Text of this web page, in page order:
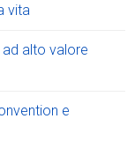
vita
alto valore
e